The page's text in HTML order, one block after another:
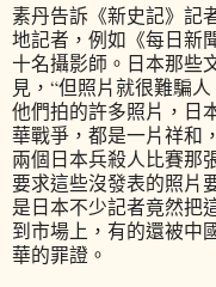
素丹告訴《新史記》記
地記者，例如《每日新
十名攝影師。日本那些
見，“但照片就很難騙
他們拍的許多照片，日
華戰爭，都是一片祥和
兩個日本兵殺人比賽那
要求這些沒發表的照
是日本不少記者竟然把
到市場上，有的還被中
華的罪證。